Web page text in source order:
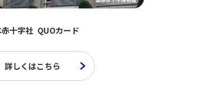
赤十字社 QUOカード
詳しくはこちら